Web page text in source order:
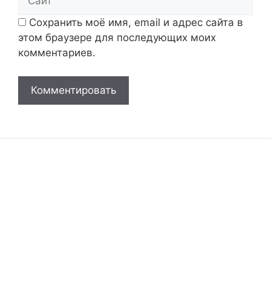
Сохранить моё имя, email и адрес сайта в
этом браузере для последующих моих
комментариев.